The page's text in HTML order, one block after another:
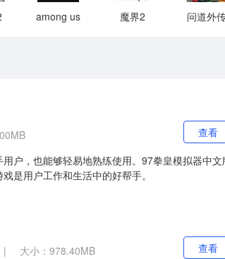
among us 魔界2 问道外
户，也能够轻易地熟练使用。97拳皇模拟器中文
是用户工作和生活中的好帮手。
查看
|
大小：978.40MB
查看